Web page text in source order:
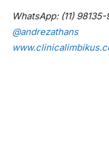
WhatsApp: (11)
@andrezathans